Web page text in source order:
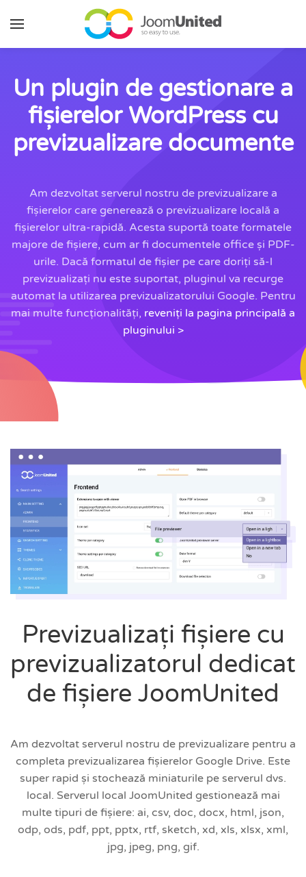
Sari la conținutul principal
Un plugin de gestionare a
fișierelor WordPress cu
previzualizare documente
Am dezvoltat serverul nostru de previzualizare a
fișierelor care generează o previzualizare locală a
fișierelor ultra-rapidă. Acesta suportă toate formatele
majore de fișiere, cum ar fi documentele office și PDF-
urile. Dacă formatul de fișier pe care doriți să-l
previzualizați nu este suportat, pluginul va recurge
automat la utilizarea previzualizatorului Google. Pentru
mai multe funcționalități, reveniți la pagina principală a
pluginului >
Previzualizați fișiere cu
previzualizatorul dedicat
de fișiere JoomUnited
Am dezvoltat serverul nostru de previzualizare pentru a
completa previzualizarea fișierelor Google Drive. Este
super rapid și stochează miniaturile pe serverul dvs.
local. Serverul local JoomUnited gestionează mai
multe tipuri de fișiere: ai, csv, doc, docx, html, json,
odp, ods, pdf, ppt, pptx, rtf, sketch, xd, xls, xlsx, xml,
jpg, jpeg, png, gif.